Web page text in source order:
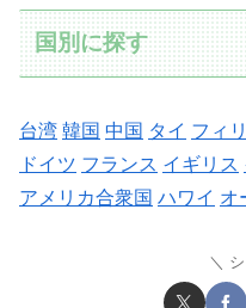
国別に探す
台湾 韓国 中国 タイ フィ
ドイツ フランス イギリス
アメリカ合衆国 ハワイ オ